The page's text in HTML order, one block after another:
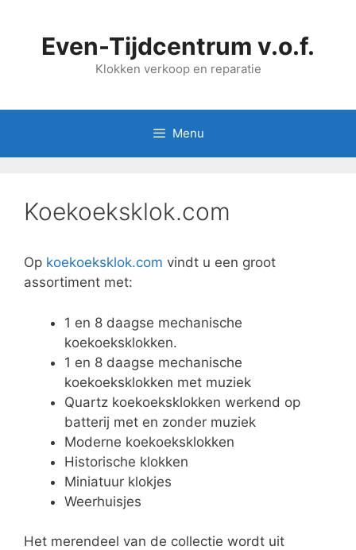
Even-Tijdcentrum v.o.f.
Klokken verkoop en reparatie
Menu
Koekoeksklok.com
Op koekoeksklok.com vindt u een groot
assortiment met:
1 en 8 daagse mechanische
koekoeksklokken.
1 en 8 daagse mechanische
koekoeksklokken met muziek
Quartz koekoeksklokken werkend op
batterij met en zonder muziek
Moderne koekoeksklokken
Historische klokken
Miniatuur klokjes
Weerhuisjes
Het merendeel van de collectie wordt uit